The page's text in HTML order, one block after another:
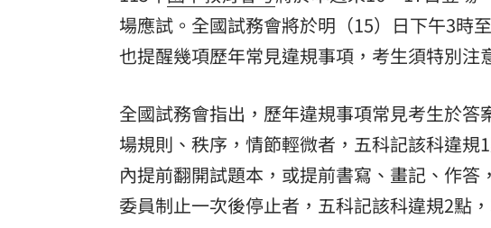
場應試。全國試務會將於明（15）日下午3時
也提醒幾項歷年常見違規事項，考生須特別注
全國試務會指出，歷年違規事項常見考生於
場規則、秩序，情節輕微者，五科記該科違
內提前翻開試題本，或提前書寫、畫記、作
委員制止一次後停止者，五科記該科違規2點